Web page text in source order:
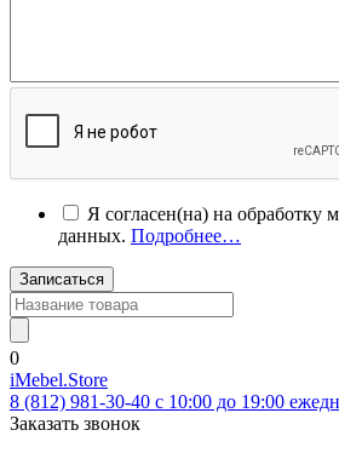
Я согласен(на) на обработку
данных. Подробнее…
Записаться
0
iMebel.Store
8 (812) 981-30-40 c 10:00 до 19:00
Заказать звонок